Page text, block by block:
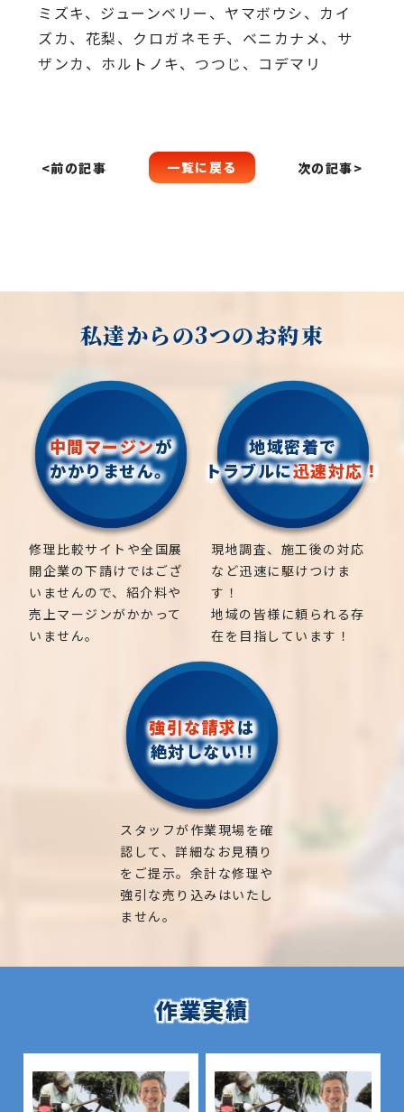
ミズキ、ジューンベリー、ヤマボウシ、カイ
ズカ、 花梨、クロガネモチ、ベニカナメ、サ
ザンカ、ホルトノキ、 つつじ、コデマリ
<前の記事 一覧に戻る 次の記事>
私達からの3つのお約束
中間マージンが
かかりません。
修理比較サイトや全国展
開企業の下請けではござ
いませんので、紹介料や
売上マージンがかかって
いません。
地域密着で
トラブルに迅速対応！
現地調査、施工後の対応
など迅速に駆けつけま
す！
地域の皆様に頼られる存
在を目指しています！
強引な請求は
絶対しない!!
スタッフが作業現場を確
認して、詳細なお見積り
をご提示。余計な修理や
強引な売り込みはいたし
ません。
作業実績